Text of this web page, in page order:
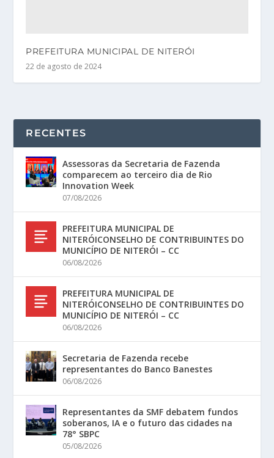
PREFEITURA MUNICIPAL DE NITERÓI
22 de agosto de 2024
RECENTES
Assessoras da Secretaria de Fazenda
comparecem ao terceiro dia de Rio
Innovation Week
07/08/2026
PREFEITURA MUNICIPAL DE
NITERÓICONSELHO DE CONTRIBUINTES DO
MUNICÍPIO DE NITERÓI – CC
06/08/2026
PREFEITURA MUNICIPAL DE
NITERÓICONSELHO DE CONTRIBUINTES DO
MUNICÍPIO DE NITERÓI – CC
06/08/2026
Secretaria de Fazenda recebe
representantes do Banco Banestes
06/08/2026
Representantes da SMF debatem fundos
soberanos, IA e o futuro das cidades na
78° SBPC
05/08/2026